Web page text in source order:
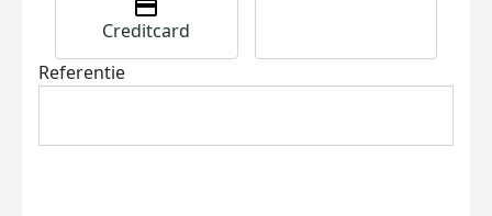
Creditcard
Referentie